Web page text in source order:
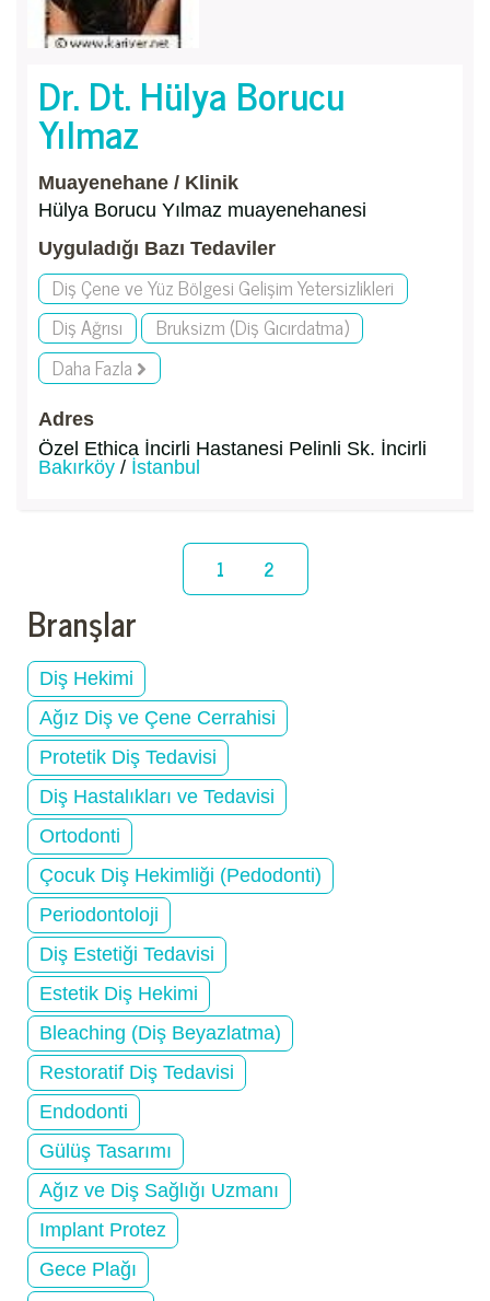
Dr. Dt. Hülya Borucu
Yılmaz
Muayenehane / Klinik
Hülya Borucu Yılmaz muayenehanesi
Uyguladığı Bazı Tedaviler
Diş Çene ve Yüz Bölgesi Gelişim Yetersizlikleri
Diş Ağrısı
Bruksizm (Diş Gıcırdatma)
Daha Fazla
Adres
Özel Ethica İncirli Hastanesi Pelinli Sk. İncirli
Bakırköy / İstanbul
1 2
Branşlar
Diş Hekimi
Ağız Diş ve Çene Cerrahisi
Protetik Diş Tedavisi
Diş Hastalıkları ve Tedavisi
Ortodonti
Çocuk Diş Hekimliği (Pedodonti)
Periodontoloji
Diş Estetiği Tedavisi
Estetik Diş Hekimi
Bleaching (Diş Beyazlatma)
Restoratif Diş Tedavisi
Endodonti
Gülüş Tasarımı
Ağız ve Diş Sağlığı Uzmanı
Implant Protez
Gece Plağı